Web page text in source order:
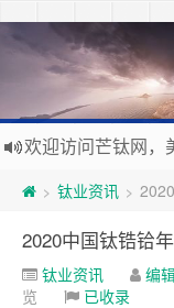
欢迎访问芒钛网，
> 钛业资讯 >
2020中国钛锆铪
钛业资讯 编
览
已收录